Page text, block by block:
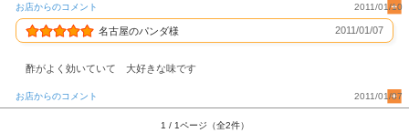
お店からのコメント 2011/01/10
名古屋のパンダ様 2011/01/07
酢がよく効いていて 大好きな味です
お店からのコメント 2011/01/07
1 / 1ページ（全2件）